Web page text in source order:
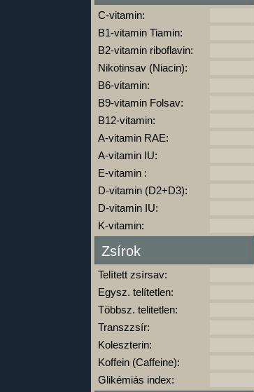
C-vitamin:
B1-vitamin Tiamin:
B2-vitamin riboflavin:
Nikotinsav (Niacin):
B6-vitamin:
B9-vitamin Folsav:
B12-vitamin:
A-vitamin RAE:
A-vitamin IU:
E-vitamin :
D-vitamin (D2+D3):
D-vitamin IU:
K-vitamin:
Zsírok
Telített zsírsav:
Egysz. telítetlen:
Többsz. telitetlen:
Transzzsír:
Koleszterin:
Koffein (Caffeine):
Glikémiás index: